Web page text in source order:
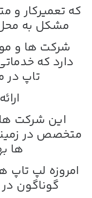
که تعمیرکار و
مشکل به محل
شرکت ها و
دارد که
تاپ در
این شرکت
متخصص در
ها
امروزه لپ تاپ
گوناگون